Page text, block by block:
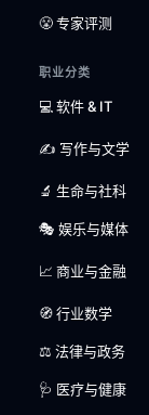
😤 专家评测
职业分类
💻 软件 & IT
✍️ 写作与文学
🔬 生命与社科
🎭 娱乐与媒体
📈 商业与金融
🧭 行业数学
⚖️ 法律与政务
🩺 医疗与健康